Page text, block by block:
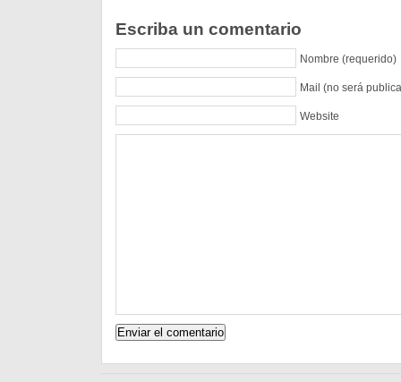
Escriba un comentario
Nombre (requerido)
Mail (no será
Website